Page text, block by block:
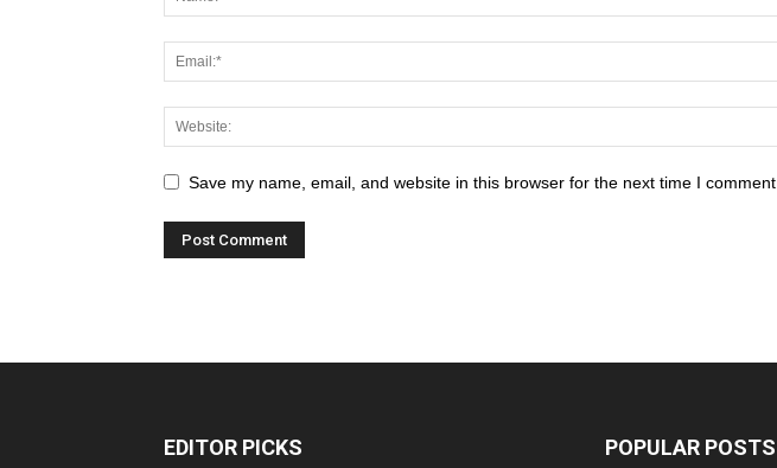
Save my name, email, and website in this browser for the next time I comment.
EDITOR PICKS POPULAR POSTS